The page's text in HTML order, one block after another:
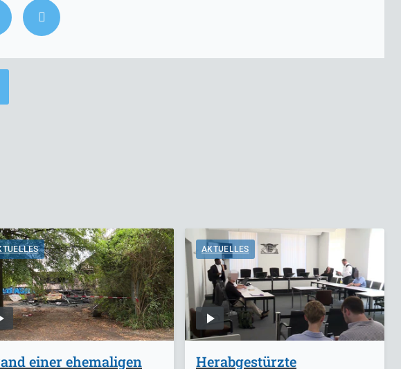
einer ehemaligen
AKTUELLES
Herabgestürzte